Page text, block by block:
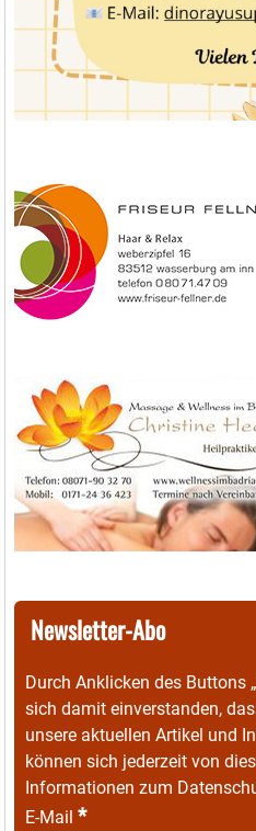
Newsletter-Abo
Durch Anklicken des Buttons
sich damit einverstanden,
unsere aktuellen Artikel und
können sich jederzeit von
Informationen zum
E-Mail *